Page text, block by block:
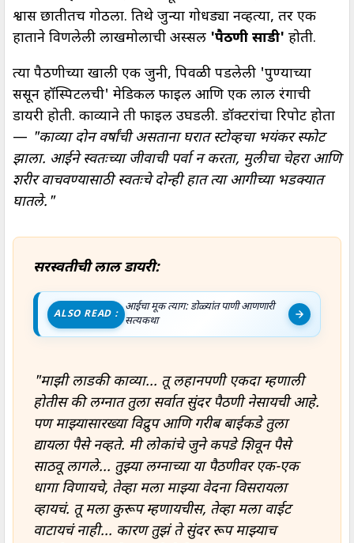
श्वास छातीतच गोठला. तिथे जुन्या गोधड्या नव्हत्या, तर एक
हाताने विणलेली लाखमोलाची अस्सल 'पैठणी साडी' होती.
त्या पैठणीच्या खाली एक जुनी, पिवळी पडलेली 'पुण्याच्या
ससून हॉस्पिटलची' मेडिकल फाईल आणि एक लाल रंगाची
डायरी होती. काव्याने ती फाईल उघडली. डॉक्टरांचा रिपोर्ट होता
— "काव्या दोन वर्षांची असताना घरात स्टोव्हचा भयंकर स्फोट
झाला. आईने स्वतःच्या जीवाची पर्वा न करता, मुलीचा चेहरा आणि
शरीर वाचवण्यासाठी स्वतःचे दोन्ही हात त्या आगीच्या भडक्यात
घातले."
सरस्वतीची लाल डायरी:
ALSO READ :
आईचा मूक त्याग: डोळ्यांत पाणी आणणारी
सत्यकथा
"माझी लाडकी काव्या... तू लहानपणी एकदा म्हणाली
होतीस की लग्नात तुला सर्वात सुंदर पैठणी नेसायची आहे.
पण माझ्यासारख्या विद्रुप आणि गरीब बाईकडे तुला
द्यायला पैसे नव्हते. मी लोकांचे जुने कपडे शिवून पैसे
साठवू लागले... तुझ्या लग्नाच्या या पैठणीवर एक-एक
धागा विणायचे, तेव्हा मला माझ्या वेदना विसरायला
व्हायचं. तू मला कुरूप म्हणायचीस, तेव्हा मला वाईट
वाटायचं नाही... कारण तुझं ते सुंदर रूप माझ्याच